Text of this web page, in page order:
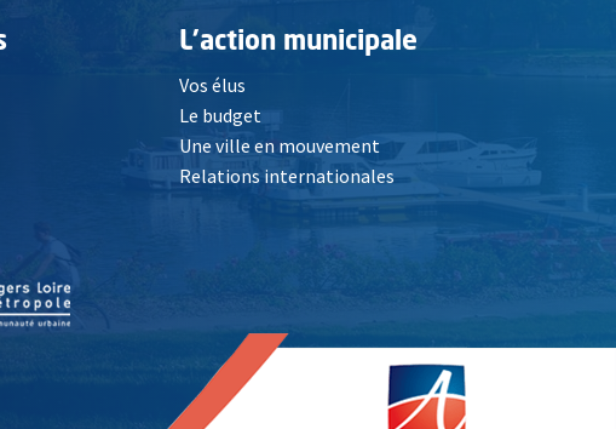
L'action municipale
Vos élus
Le budget
Une ville en mouvement
Relations internationales
fenêtre, Ouvre une nouvelle fenêtre